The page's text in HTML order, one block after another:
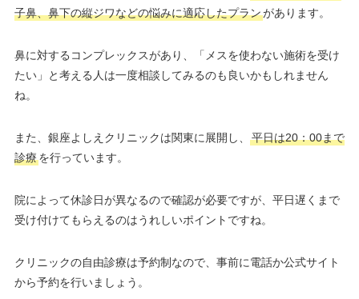
子鼻、鼻下の縦ジワなどの悩みに適応したプランがあります。
鼻に対するコンプレックスがあり、「メスを使わない施術を受け
たい」と考える人は一度相談してみるのも良いかもしれません
ね。
また、銀座よしえクリニックは関東に展開し、
平日は20：00まで
診療を行っています。
院によって休診日が異なるので確認が必要ですが、平日遅くまで
受け付けてもらえるのはうれしいポイントですね。
クリニックの自由診療は予約制なので、事前に電話か公式サイト
から予約を行いましょう。